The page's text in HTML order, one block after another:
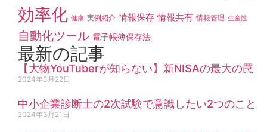
効率化 健康 実例紹介 情報保存 情報共有 情報管理 生産性
自動化ツール 電子帳簿保存法
最新の記事
【大物YouTuberが知らない】新NISAの最大の罠
2024年3月22日
中小企業診断士の2次試験で意識したい2つのこと
2024年3月21日